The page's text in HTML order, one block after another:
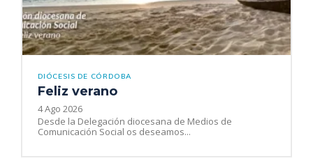
DIÓCESIS DE CÓRDOBA
Feliz verano
4 Ago 2026
Desde la Delegación diocesana de Medios de
Comunicación Social os deseamos...